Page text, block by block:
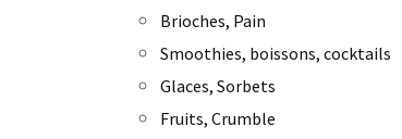
Brioches, Pain
Smoothies, boissons, cocktails
Glaces, Sorbets
Fruits, Crumble